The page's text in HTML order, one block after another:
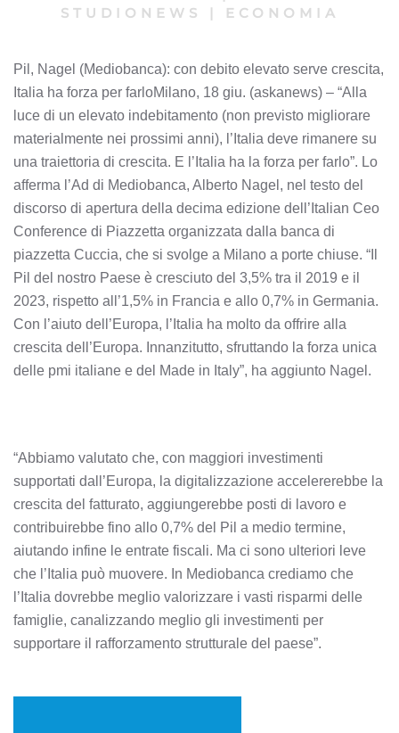
STUDIONEWS
ECONOMIA
Pil, Nagel (Mediobanca): con debito elevato serve crescita,
Italia ha forza per farloMilano, 18 giu. (askanews) – “Alla
luce di un elevato indebitamento (non previsto migliorare
materialmente nei prossimi anni), l’Italia deve rimanere su
una traiettoria di crescita. E l’Italia ha la forza per farlo”. Lo
afferma l’Ad di Mediobanca, Alberto Nagel, nel testo del
discorso di apertura della decima edizione dell’Italian Ceo
Conference di Piazzetta organizzata dalla banca di
piazzetta Cuccia, che si svolge a Milano a porte chiuse. “Il
Pil del nostro Paese è cresciuto del 3,5% tra il 2019 e il
2023, rispetto all’1,5% in Francia e allo 0,7% in Germania.
Con l’aiuto dell’Europa, l’Italia ha molto da offrire alla
crescita dell’Europa. Innanzitutto, sfruttando la forza unica
delle pmi italiane e del Made in Italy”, ha aggiunto Nagel.
“Abbiamo valutato che, con maggiori investimenti
supportati dall’Europa, la digitalizzazione accelererebbe la
crescita del fatturato, aggiungerebbe posti di lavoro e
contribuirebbe fino allo 0,7% del Pil a medio termine,
aiutando infine le entrate fiscali. Ma ci sono ulteriori leve
che l’Italia può muovere. In Mediobanca crediamo che
l’Italia dovrebbe meglio valorizzare i vasti risparmi delle
famiglie, canalizzando meglio gli investimenti per
supportare il rafforzamento strutturale del paese”.